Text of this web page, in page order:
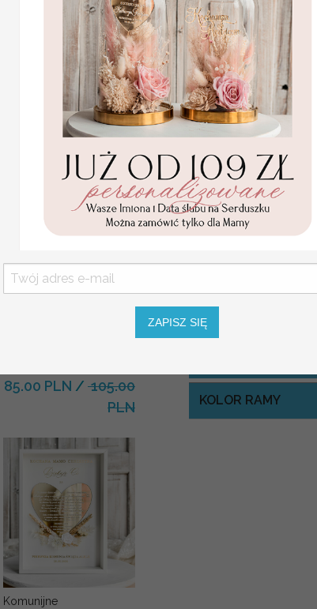
Statuetka pamiątka
85.00 PLN / 105.00
PLN
Komunijne
Plan usadzenia gości
Plan stołów z pięknym
Projekt jest wysyłany
Cena podstawowa
Za dodatkową opłatą
wg kreatora
Pozostałe wymiary:
Rozmiar jest
USŁUGA EKSPRESSOWA:
Dopłata 40% do
w 7 dni roboczych od
KOLOR RAMY
ZAPISZ SIĘ